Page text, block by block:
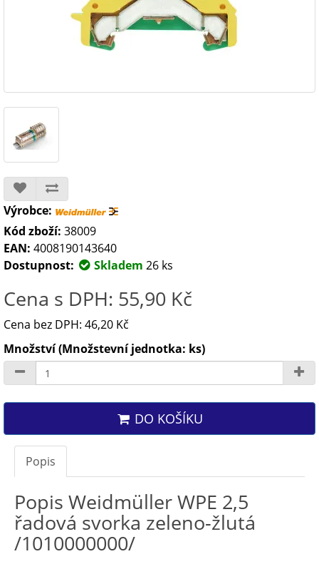
Výrobce:
Kód zboží: 38009
EAN: 4008190143640
Dostupnost:
Skladem 26 ks
Cena s DPH: 55,90 Kč
Cena bez DPH: 46,20 Kč
Množství (Množstevní jednotka: ks)
DO KOŠÍKU
Popis
Popis Weidmüller WPE 2,5
řadová svorka zeleno-žlutá
/1010000000/